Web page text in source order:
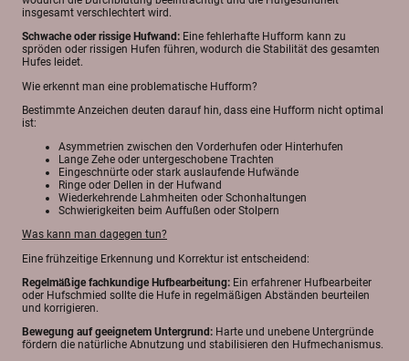
insgesamt verschlechtert wird.
Schwache oder rissige Hufwand: Eine fehlerhafte Hufform kann zu
spröden oder rissigen Hufen führen, wodurch die Stabilität des gesamten
Hufes leidet.
Wie erkennt man eine problematische Hufform?
Bestimmte Anzeichen deuten darauf hin, dass eine Hufform nicht optimal
ist:
Asymmetrien zwischen den Vorderhufen oder Hinterhufen
Lange Zehe oder untergeschobene Trachten
Eingeschnürte oder stark auslaufende Hufwände
Ringe oder Dellen in der Hufwand
Wiederkehrende Lahmheiten oder Schonhaltungen
Schwierigkeiten beim Auffußen oder Stolpern
Was kann man dagegen tun?
Eine frühzeitige Erkennung und Korrektur ist entscheidend:
Regelmäßige fachkundige Hufbearbeitung: Ein erfahrener Hufbearbeiter
oder Hufschmied sollte die Hufe in regelmäßigen Abständen beurteilen
und korrigieren.
Bewegung auf geeignetem Untergrund: Harte und unebene Untergründe
fördern die natürliche Abnutzung und stabilisieren den Hufmechanismus.